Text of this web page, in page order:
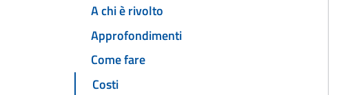
A chi è rivolto
Approfondimenti
Come fare
Costi